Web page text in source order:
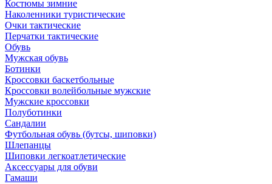
Костюмы зимние
Наколенники туристические
Очки тактические
Перчатки тактические
Обувь
Мужская обувь
Ботинки
Кроссовки баскетбольные
Кроссовки волейбольные мужские
Мужские кроссовки
Полуботинки
Сандалии
Футбольная обувь (бутсы, шиповки)
Шлепанцы
Шиповки легкоатлетические
Аксессуары для обуви
Гамаши